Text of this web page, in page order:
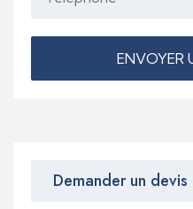
ENVOYER
Demander un devis